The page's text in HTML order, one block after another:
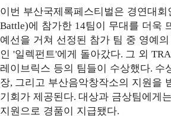
이번 부산국제록페스티벌은 경연대회
Battle)에 참가한 14팀이 무대를 더욱
예선을 거쳐 선정된 참가 팀 중 영예
인 '일렉펀트'에게 돌아갔다. 그 외
레이브릭스 등의 팀들이 수상했다. 수
장, 그리고 부산음악창작소의 지원을
기회가 제공된다. 대상과 금상팀에게는
지원으로 경품이 지급됐다.